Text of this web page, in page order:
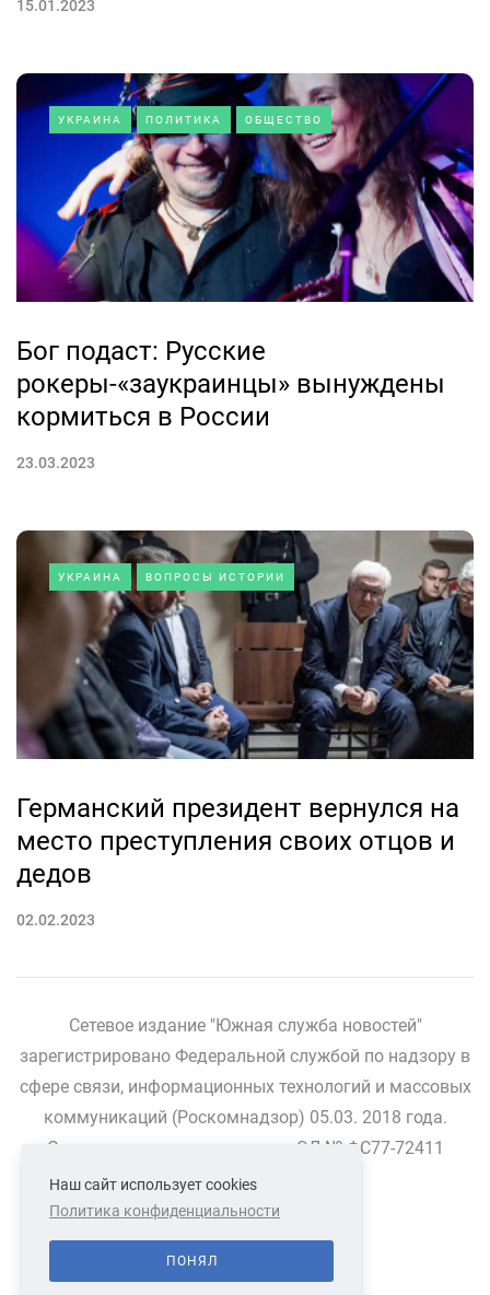
15.01.2023
УКРАИНА ПОЛИТИКА ОБЩЕСТВО
Бог подаст: Русские
рокеры-«заукраинцы» вынуждены
кормиться в России
23.03.2023
УКРАИНА ВОПРОСЫ ИСТОРИИ
Германский президент вернулся на
место преступления своих отцов и
дедов
02.02.2023
Сетевое издание "Южная служба новостей"
зарегистрировано Федеральной службой по надзору в
сфере связи, информационных технологий и массовых
коммуникаций (Роскомнадзор) 05.03. 2018 года.
Свидетельство о регистрации ЭЛ № ФС77-72411
СВЯЗАТЬСЯ С НАМИ
Наш сайт использует cookies
Политика конфиденциальности
ПОНЯЛ